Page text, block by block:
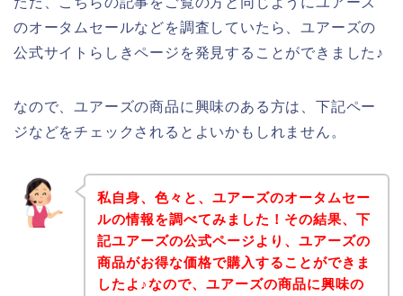
のオータムセールなどを調査していたら、ユアーズの
公式サイトらしきページを発見することができました♪
なので、ユアーズの商品に興味のある方は、下記ペー
ジなどをチェックされるとよいかもしれません。
私自身、色々と、ユアーズのオータムセー
ルの情報を調べてみました！その結果、下
記ユアーズの公式ページより、ユアーズの
商品がお得な価格で購入することができま
したよ♪なので、ユアーズの商品に興味の